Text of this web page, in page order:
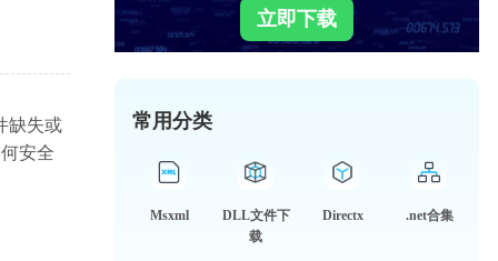
缺失或
安全
立即下载
常用分类
Msxml
DLL文件下
载
Directx .net合集